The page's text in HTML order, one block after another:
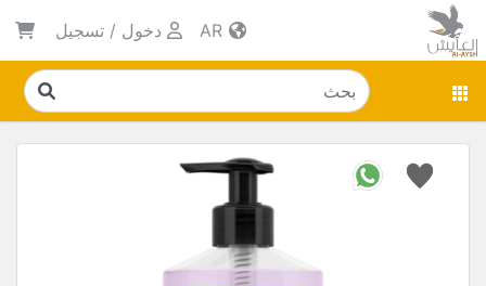
دخول / تسجيل